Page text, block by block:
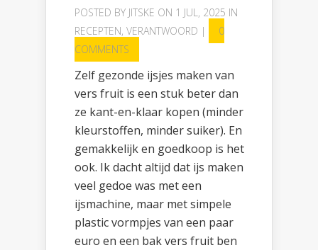
POSTED BY JITSKE ON 1 JUL, 2025 IN
RECEPTEN, VERANTWOORD |
0
COMMENTS
Zelf gezonde ijsjes maken van
vers fruit is een stuk beter dan
ze kant-en-klaar kopen (minder
kleurstoffen, minder suiker). En
gemakkelijk en goedkoop is het
ook. Ik dacht altijd dat ijs maken
veel gedoe was met een
ijsmachine, maar met simpele
plastic vormpjes van een paar
euro en een bak vers fruit ben